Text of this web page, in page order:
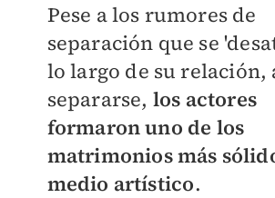
Pese a los rumores de
separación que se
lo largo de su relación,
separarse, los actores
formaron uno de los
matrimonios más
medio artístico.